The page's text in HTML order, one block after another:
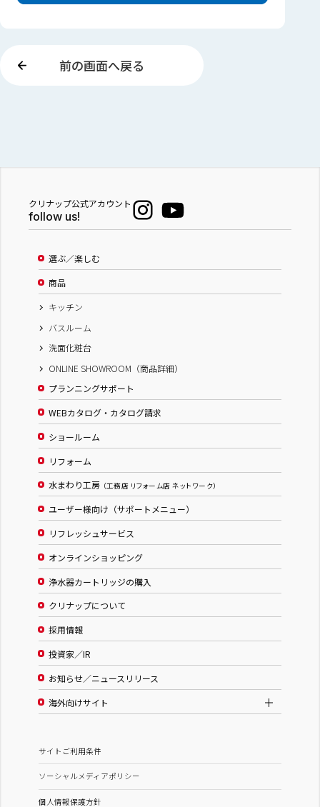
前の画面へ戻る
クリナップ公式アカウント
follow us!
選ぶ／楽しむ
商品
キッチン
バスルーム
洗面化粧台
ONLINE SHOWROOM（商品詳細）
プランニングサポート
WEBカタログ・カタログ請求
ショールーム
リフォーム
水まわり工房 （工務店 リフォーム店 ネットワーク）
ユーザー様向け（サポートメニュー）
リフレッシュサービス
オンラインショッピング
浄水器カートリッジの購入
クリナップについて
採用情報
投資家／IR
お知らせ／ニュースリリース
海外向けサイト
サイトご利用条件
ソーシャルメディアポリシー
個人情報保護方針